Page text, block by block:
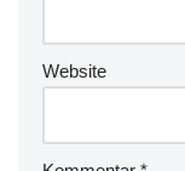
Website